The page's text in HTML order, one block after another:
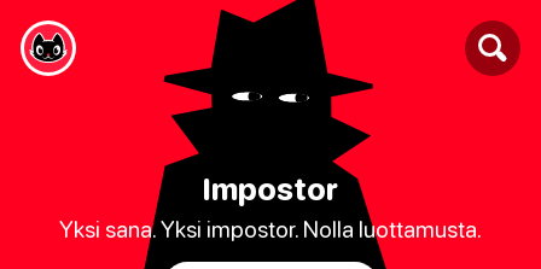
Impostor
Yksi sana. Yksi impostor. Nolla luottamusta.